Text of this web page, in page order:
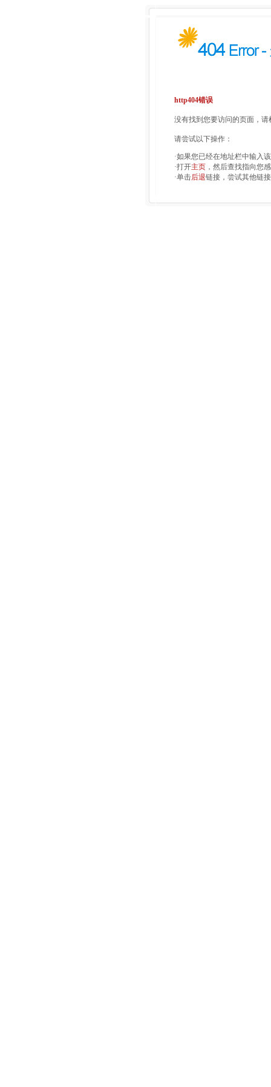
http404错误
没有找到您要访问的页面，
请尝试以下操作：
·如果您已经在地址栏中输入
·打开主页 ，然后查找指向您
·单击后退链接，尝试其他链